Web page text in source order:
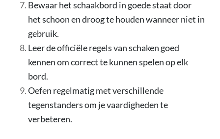
Bewaar het schaakbord in goede staat door
het schoon en droog te houden wanneer niet in
gebruik.
Leer de officiële regels van schaken goed
kennen om correct te kunnen spelen op elk
bord.
Oefen regelmatig met verschillende
tegenstanders om je vaardigheden te
verbeteren.